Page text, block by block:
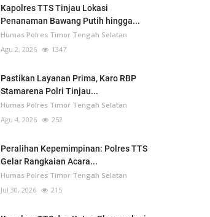
Kapolres TTS Tinjau Lokasi
Penanaman Bawang Putih hingga...
Humas Polres Timor Tengah Selatan
Agu 2, 2026
1347
Pastikan Layanan Prima, Karo RBP
Stamarena Polri Tinjau...
Humas Polres Timor Tengah Selatan
Agu 4, 2026
252
Peralihan Kepemimpinan: Polres TTS
Gelar Rangkaian Acara...
Humas Polres Timor Tengah Selatan
Jul 30, 2026
215